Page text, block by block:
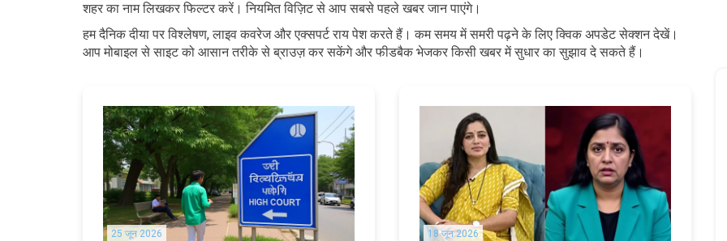
शहर का नाम लिखकर फिल्टर करें। नियमित विज़िट से आप सबसे पहले खबर जान पाएंगे।
हम दैनिक दीया पर विश्लेषण, लाइव कवरेज और एक्सपर्ट राय पेश करते हैं। कम समय में समरी पढ़ने के लिए क्विक अपडेट सेक्शन देखें।
आप मोबाइल से साइट को आसान तरीके से ब्राउज़ कर सकेंगे और फीडबैक भेजकर किसी खबर में सुधार का सुझाव दे सकते हैं।
25 जून 2026 18 जून 2026